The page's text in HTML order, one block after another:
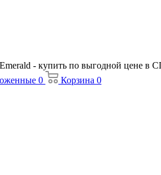
- купить по выгодной цене
0 Корзина 0